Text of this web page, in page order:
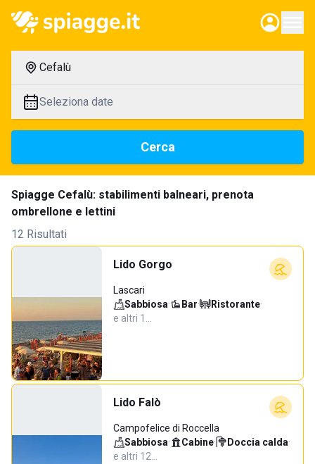
Cefalù
Seleziona date
Cerca
Spiagge Cefalù: stabilimenti balneari, prenota
ombrellone e lettini
12 Risultati
Lido Gorgo
Lascari
Sabbiosa· Bar· Ristorante·
e altri 1…
Lido Falò
Campofelice di Roccella
Sabbiosa· Cabine· Doccia calda·
e altri 12…